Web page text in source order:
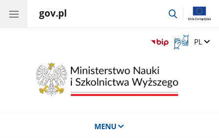
gov.pl
przejdź
Otwórz
okno
języka
migowego
Zmień
PL
MENU